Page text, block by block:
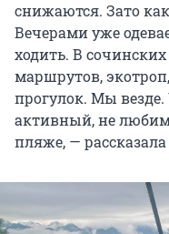
снижаются. Зато
Вечерами уже
ходить. В
маршрутов,
прогулок. Мы везде.
активный, не
пляже, —